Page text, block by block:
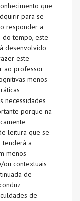
que
para se
responder a
tempo, este
desenvolvido
este
ao professor
menos
necessidades
porque na
leitura que se
tenderá a
menos
ou contextuais
de
de